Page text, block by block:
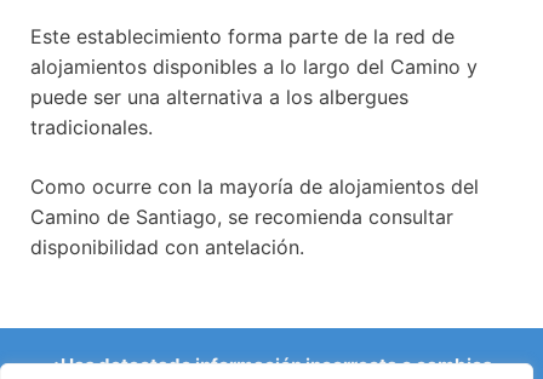
Este establecimiento forma parte de la red de
alojamientos disponibles a lo largo del Camino y
puede ser una alternativa a los albergues
tradicionales.
Como ocurre con la mayoría de alojamientos del
Camino de Santiago, se recomienda consultar
disponibilidad con antelación.
¿Has detectado información incorrecta o cambios